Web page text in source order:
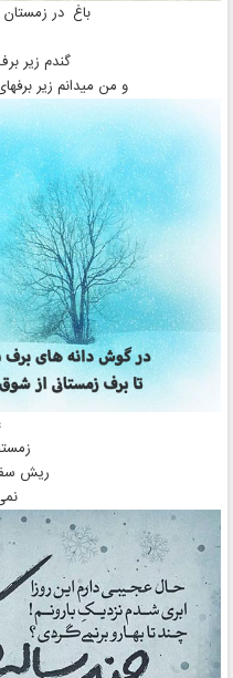
باغ در
گندم زیر
و من میدانم زیر
ریش